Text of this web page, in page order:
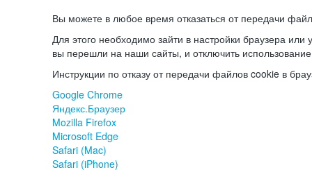
Вы можете в любое время отказаться от передачи
Для этого необходимо зайти в настройки браузера или
вы перешли на наши сайты, и отключить
Инструкции по отказу от передачи файлов cookie в
Google Chrome
Яндекс.Браузер
Mozilla Firefox
Microsoft Edge
Safari (Mac)
Safari (iPhone)